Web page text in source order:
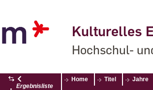
Kulturelles
Hochschul-
Ergebnisliste
Home Titel Jahre